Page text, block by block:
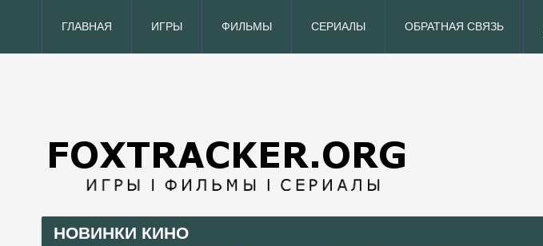
ГЛАВНАЯ ИГРЫ ФИЛЬМЫ СЕРИАЛЫ ОБРАТНАЯ СВЯЗЬ
НОВИНКИ КИНО